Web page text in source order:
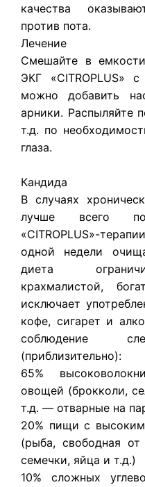
качества
против пота.
Лечение
Смешайте в
ЭКГ
можно добавить
арники. Распыляйте
т.д. по
глаза.
Кандида
В случаях
лучше всего
«CITROPLUS»-
одной недели
диета
крахмалистой,
исключает
кофе, сигарет и
соблюдение
(приблизительно):
65%
овощей (брокколи,
т.д. — отварные на
20% пищи с
(рыба, свободная
семечки, яйца и т.д.)
10% сложных